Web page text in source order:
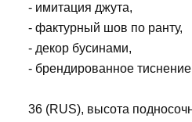
- имитация джута,
- фактурный шов по ранту,
- декор бусинами,
- брендированное
36 (RUS), высота